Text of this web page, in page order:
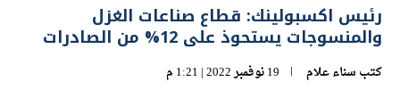
رئيس اكسبولينك: قطاع صناعات الغزل
والمنسوجات يستحوذ على 12% من الصادرات
كتب سناء علام 19 نوفمبر 2022 | 1:21 م